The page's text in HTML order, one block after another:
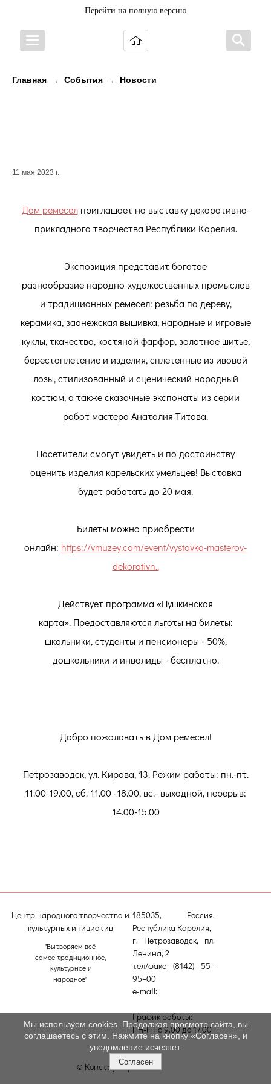
Перейти на полную версию
Главная → События → Новости
11 мая 2023 г.
Дом ремеселприглашает на выставку декоративно-
прикладного творчества Республики Карелия.
Экспозиция представит богатое
разнообразие народно-художественных промыслов
и традиционных ремесел: резьба по дереву,
керамика, заонежская вышивка, народные и игровые
куклы, ткачество, костяной фарфор, золотное шитье,
берестоплетение и изделия, сплетенные из ивовой
лозы, стилизованный и сценический народный
костюм, а также сказочные экспонаты из серии
работ мастера Анатолия Титова.
Посетители смогут увидеть и по достоинству
оценить изделия карельских умельцев! Выставка
будет работать до 20 мая.
Билеты можно приобрести
онлайн: https://vmuzey.com/event/vystavka-masterov-
dekorativn..
Действует программа «Пушкинская
карта». Предоставляются льготы на билеты:
школьники, студенты и пенсионеры - 50%,
дошкольники и инвалиды - бесплатно.
Добро пожаловать в Дом ремесел!
Петрозаводск, ул. Кирова, 13. Режим работы: пн.-пт.
11.00-19.00, сб. 11.00 -18.00, вс.- выходной, перерыв:
14.00-15.00
Центр народного творчества и
культурных инициатив
"Вытворяем всё
самое традиционное,
культурное и
народное"
185035, Россия,
Республика Карелия,
г. Петрозаводск, пл.
Ленина, 2
тел/факс (8142) 55–
95–00
e-mail:
График работы:
ПН-ПТ с 9.00 до 17.00
© Конструктор сайтов
Мы используем cookies. Продолжая просмотр сайта, вы
соглашаетесь с этим. Нажмите на кнопку «Согласен», и
уведомление исчезнет.
Согласен